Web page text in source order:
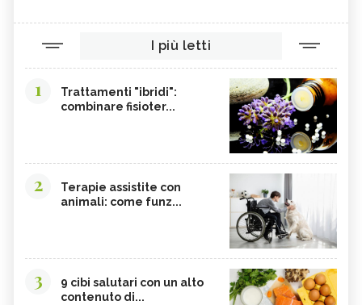
I più letti
1
Trattamenti "ibridi":
combinare fisioter...
2
Terapie assistite con
animali: come funz...
3
9 cibi salutari con un alto
contenuto di...